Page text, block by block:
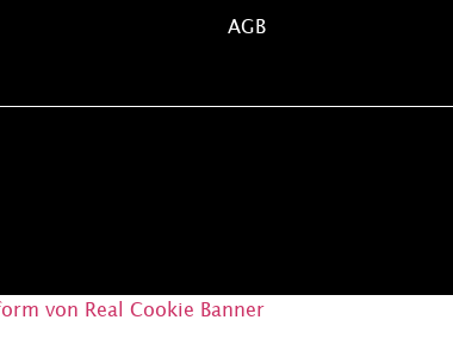
AGB
von Real Cookie Banner